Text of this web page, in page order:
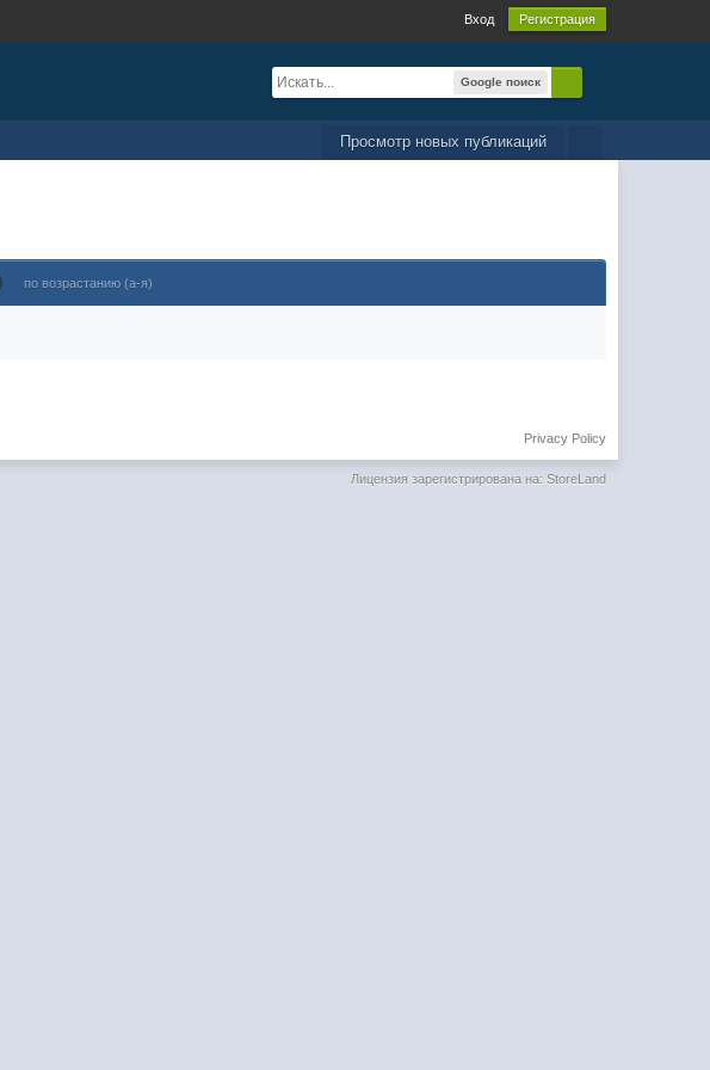
Вход Регистрация
Google поиск
Просмотр новых публикаций
по возрастанию (а-я)
Privacy Policy
Лицензия зарегистрирована на: StoreLand